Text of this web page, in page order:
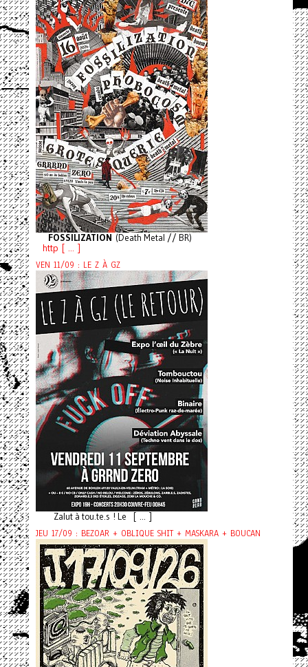
FOSSILIZATION (Death Metal // BR)
http [ ... ]
VEN 11/09 : LE Z À GZ
Zalut à tou.te.s ! Le [ ... ]
JEU 17/09 : BEZOAR + OBLIQUE SHIT + MASKARA + BOUCAN